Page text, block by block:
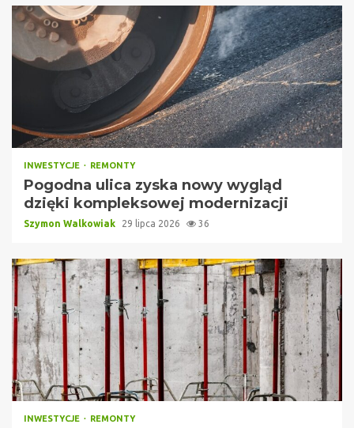
INWESTYCJE REMONTY
Pogodna ulica zyska nowy wygląd
dzięki kompleksowej modernizacji
Szymon Walkowiak 29 lipca 2026 36
INWESTYCJE REMONTY